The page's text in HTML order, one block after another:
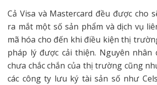
Cả Visa và Mastercard đều được cho
ra mắt một số sản phẩm và dịch vụ
mã hóa cho đến khi điều kiện thị
pháp lý được cải thiện. Nguyên nhân
chưa chắc chắn của thị trường cũng
các công ty lưu ký tài sản số như